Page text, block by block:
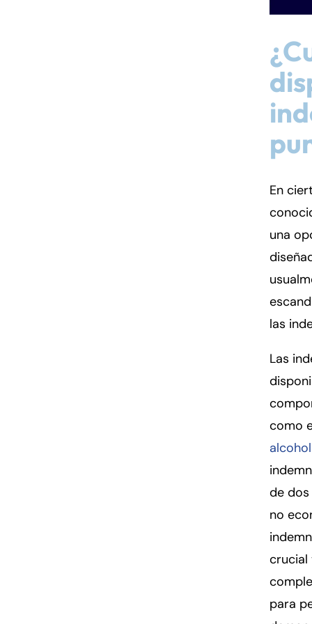
En
una
las
Las
como
alcohol
de
no
crucial
para